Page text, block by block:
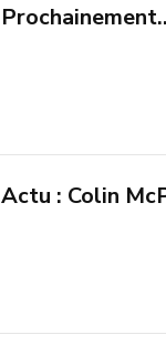
Actu : Colin